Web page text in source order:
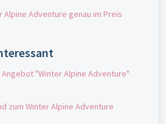
Alpine Adventure genau im Preis
"Winter Alpine Adventure"
zum Winter Alpine Adventure